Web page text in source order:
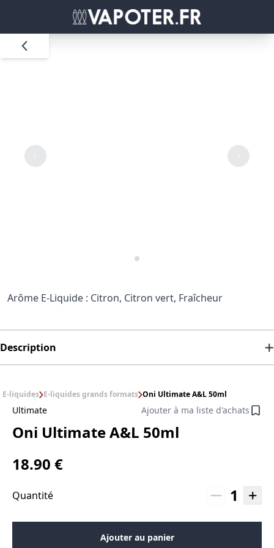
Arôme E-Liquide : Citron, Citron vert, Fraîcheur
Description
E-liquides E-liquides grands formats Oni Ultimate A&L 50ml
Ultimate Ajouter à ma liste d'achats
Oni Ultimate A&L 50ml
18.90 €
Quantité 1
Ajouter au panier